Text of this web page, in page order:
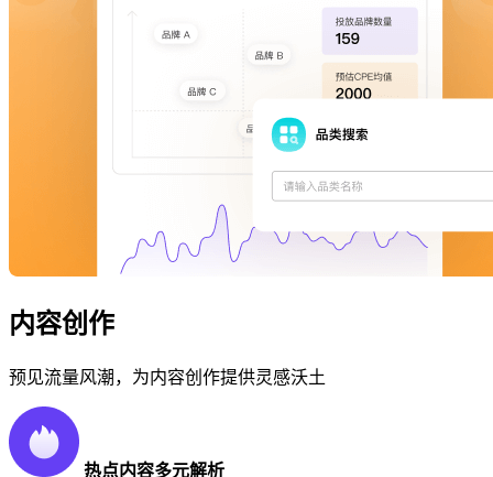
内容创作
预见流量风潮，为内容创作提供灵感沃土
热点内容多元解析